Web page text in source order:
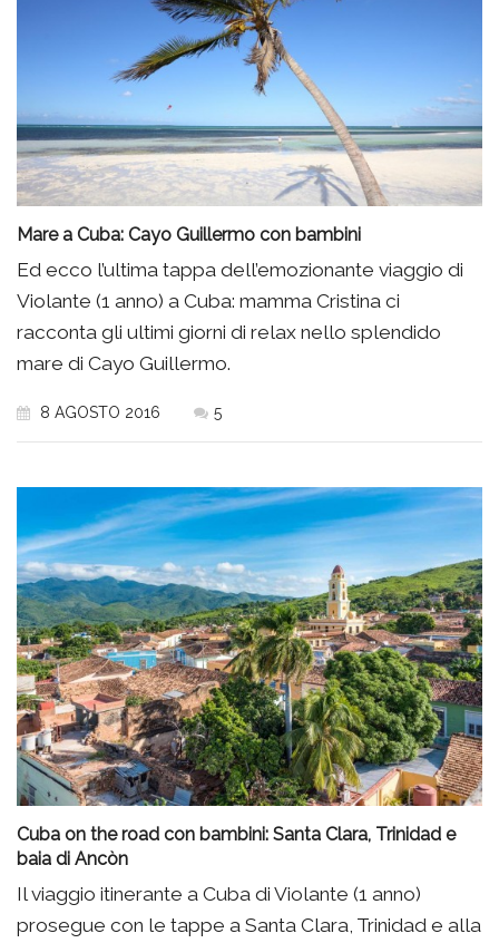
Mare a Cuba: Cayo Guillermo con bambini
Ed ecco l’ultima tappa dell’emozionante viaggio di
Violante (1 anno) a Cuba: mamma Cristina ci
racconta gli ultimi giorni di relax nello splendido
mare di Cayo Guillermo.
8 AGOSTO 2016 5
Cuba on the road con bambini: Santa Clara, Trinidad e
baia di Ancòn
Il viaggio itinerante a Cuba di Violante (1 anno)
prosegue con le tappe a Santa Clara, Trinidad e alla